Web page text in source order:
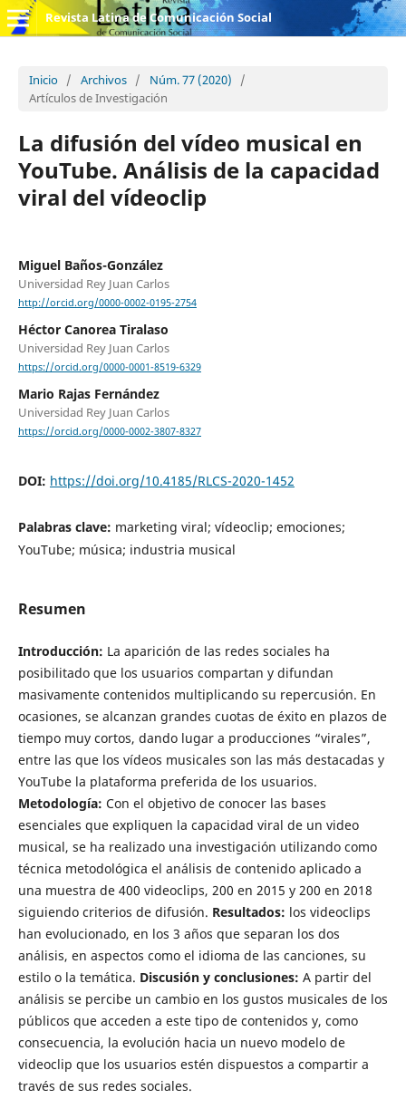
Revista Latina de Comunicación Social
Inicio / Archivos / Núm. 77 (2020)
/
Artículos de Investigación
La difusión del vídeo musical en
YouTube. Análisis de la capacidad
viral del vídeoclip
Miguel Baños-González
Universidad Rey Juan Carlos
http://orcid.org/0000-0002-0195-2754
Héctor Canorea Tiralaso
Universidad Rey Juan Carlos
https://orcid.org/0000-0001-8519-6329
Mario Rajas Fernández
Universidad Rey Juan Carlos
https://orcid.org/0000-0002-3807-8327
DOI: https://doi.org/10.4185/RLCS-2020-1452
Palabras clave: marketing viral; vídeoclip; emociones;
YouTube; música; industria musical
Resumen
Introducción: La aparición de las redes sociales ha
posibilitado que los usuarios compartan y difundan
masivamente contenidos multiplicando su repercusión. En
ocasiones, se alcanzan grandes cuotas de éxito en plazos de
tiempo muy cortos, dando lugar a producciones “virales”,
entre las que los vídeos musicales son las más destacadas y
YouTube la plataforma preferida de los usuarios.
Metodología: Con el objetivo de conocer las bases
esenciales que expliquen la capacidad viral de un video
musical, se ha realizado una investigación utilizando como
técnica metodológica el análisis de contenido aplicado a
una muestra de 400 videoclips, 200 en 2015 y 200 en 2018
siguiendo criterios de difusión. Resultados: los videoclips
han evolucionado, en los 3 años que separan los dos
análisis, en aspectos como el idioma de las canciones, su
estilo o la temática. Discusión y conclusiones: A partir del
análisis se percibe un cambio en los gustos musicales de los
públicos que acceden a este tipo de contenidos y, como
consecuencia, la evolución hacia un nuevo modelo de
videoclip que los usuarios estén dispuestos a compartir a
través de sus redes sociales.